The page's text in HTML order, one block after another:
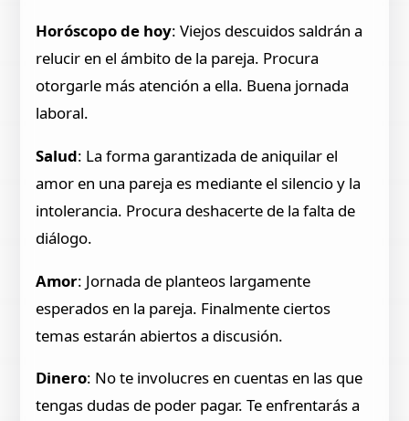
Horóscopo de hoy: Viejos descuidos saldrán a
relucir en el ámbito de la pareja. Procura
otorgarle más atención a ella. Buena jornada
laboral.
Salud: La forma garantizada de aniquilar el
amor en una pareja es mediante el silencio y la
intolerancia. Procura deshacerte de la falta de
diálogo.
Amor: Jornada de planteos largamente
esperados en la pareja. Finalmente ciertos
temas estarán abiertos a discusión.
Dinero: No te involucres en cuentas en las que
tengas dudas de poder pagar. Te enfrentarás a